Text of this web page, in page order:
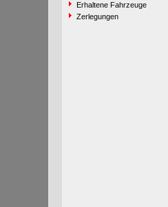
Erhaltene Fahrzeuge
Zerlegungen